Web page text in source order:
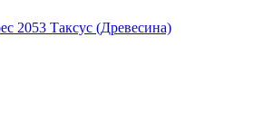
2053 Таксус (Древесина)